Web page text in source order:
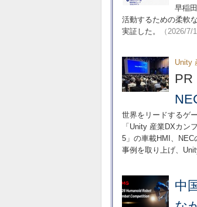
早稲
活動するための柔軟
実証した。
（2026/7/
Unity
PR
世界をリードするゲ
「Unity 産業DXカン
5」の車載HMI、
事例を取り上げ、
中